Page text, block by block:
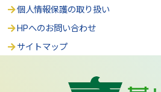
個人情報保護の取り扱い
HPへのお問い合わせ
サイトマップ